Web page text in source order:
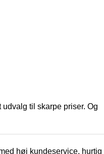
udvalg til skarpe priser. Og
høj kundeservice, hurtig